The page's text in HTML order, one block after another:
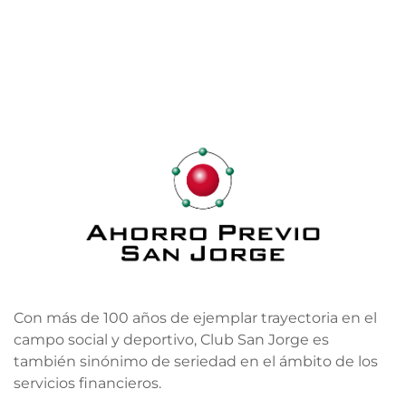
Con más de 100 años de ejemplar trayectoria en el
campo social y deportivo, Club San Jorge es
también sinónimo de seriedad en el ámbito de los
servicios financieros.